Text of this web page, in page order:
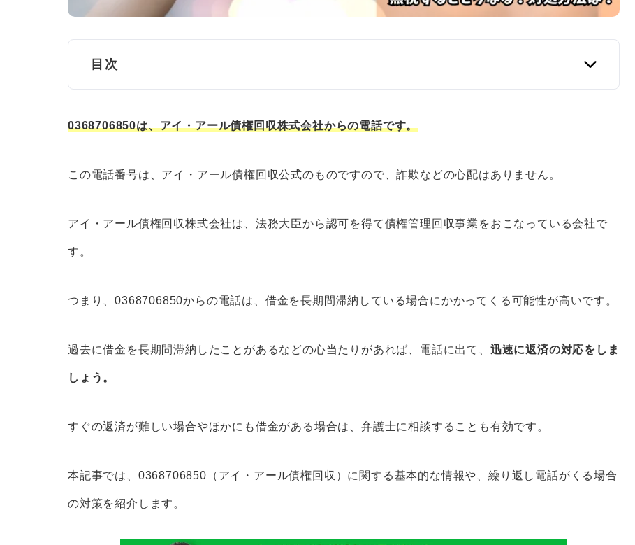
目次
0368706850はアイ・アール債権回収
アイ・アール債権回収の電話番号
まずは電話に出る
どうしても返済が難しいなら、債務整理を検討する
0368706850は、アイ・アール債権回収株式会社からの電話です。
この電話番号は、アイ・アール債権回収公式のものですので、詐欺などの心配はありません。
アイ・アール債権回収株式会社は、法務大臣から認可を得て債権管理回収事業をおこなっている会社で
す。
つまり、0368706850からの電話は、借金を長期間滞納している場合にかかってくる可能性が高いです。
過去に借金を長期間滞納したことがあるなどの心当たりがあれば、電話に出て、 迅速に返済の対応をしま
しょう。
すぐの返済が難しい場合やほかにも借金がある場合は、弁護士に相談することも有効です。
本記事では、0368706850（アイ・アール債権回収）に関する基本的な情報や、繰り返し電話がくる場合
の対策を紹介します。